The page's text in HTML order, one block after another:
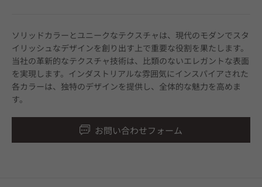
ソリッドカラーとユニークなテクスチャは、現代のモダンでスタ
イリッシュなデザインを創り出す上で重要な役割を果たします。
当社の革新的なテクスチャ技術は、比類のないエレガントな表面
を実現します。インダストリアルな雰囲気にインスパイアされた
各カラーは、独特のデザインを提供し、全体的な魅力を高めま
す。
お問い合わせフォーム